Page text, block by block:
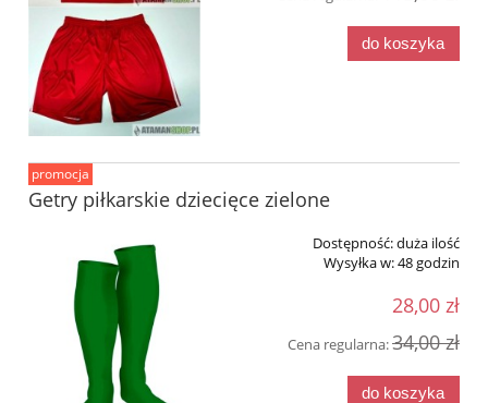
do koszyka
Getry piłkarskie dziecięce zielone
Dostępność:duża ilość
Wysyłka w:48 godzin
28,00 zł
Cena regularna:34,00 zł
do koszyka
promocja